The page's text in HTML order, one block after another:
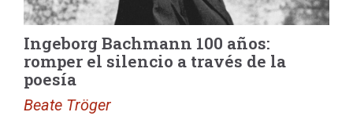
Ingeborg Bachmann 100 años:
romper el silencio a través de la
poesía
Beate Tröger